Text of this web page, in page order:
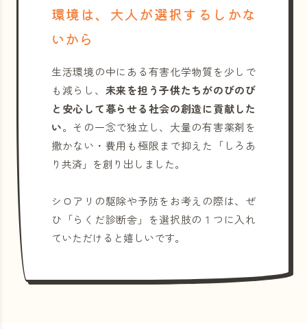
環境は、大人が選択するしかな
いから
生活環境の中にある有害化学物質を少しで
も減らし、 未来を担う子供たちがのびのび
と安心して暮らせる社会の創造に貢献した
い。その一念で独立し、大量の有害薬剤を
撒かない・費用も極限まで抑えた「しろあ
り共済」を創り出しました。
シロアリの駆除や予防をお考えの際は、ぜ
ひ「らくだ診断舎」を選択肢の１つに入れ
ていただけると嬉しいです。